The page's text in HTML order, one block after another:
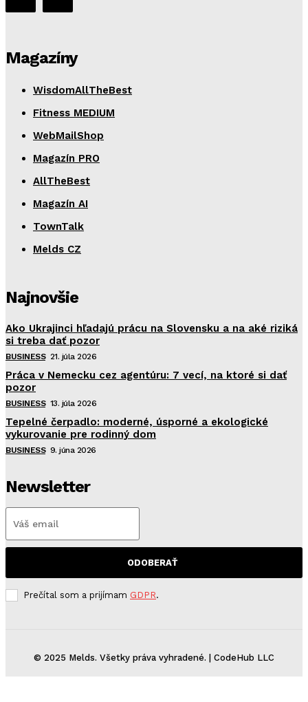
Magazíny
WisdomAllTheBest
Fitness MEDIUM
WebMailShop
Magazín PRO
AllTheBest
Magazín AI
TownTalk
Melds CZ
Najnovšie
Ako Ukrajinci hľadajú prácu na Slovensku a na aké riziká
si treba dať pozor
BUSINESS 21. júla 2026
Práca v Nemecku cez agentúru: 7 vecí, na ktoré si dať
pozor
BUSINESS 13. júla 2026
Tepelné čerpadlo: moderné, úsporné a ekologické
vykurovanie pre rodinný dom
BUSINESS 9. júna 2026
Newsletter
ODOBERAŤ
Prečítal som a prijímam GDPR.
© 2025 Melds. Všetky práva vyhradené. | CodeHub LLC